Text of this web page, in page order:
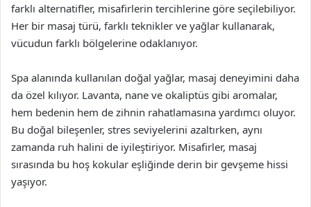
farklı alternatifler, misafirlerin tercihlerine göre seçilebiliyor.
Her bir masaj türü, farklı teknikler ve yağlar kullanarak,
vücudun farklı bölgelerine odaklanıyor.
Spa alanında kullanılan doğal yağlar, masaj deneyimini daha
da özel kılıyor. Lavanta, nane ve okaliptüs gibi aromalar,
hem bedenin hem de zihnin rahatlamasına yardımcı oluyor.
Bu doğal bileşenler, stres seviyelerini azaltırken, aynı
zamanda ruh halini de iyileştiriyor. Misafirler, masaj
sırasında bu hoş kokular eşliğinde derin bir gevşeme hissi
yaşıyor.